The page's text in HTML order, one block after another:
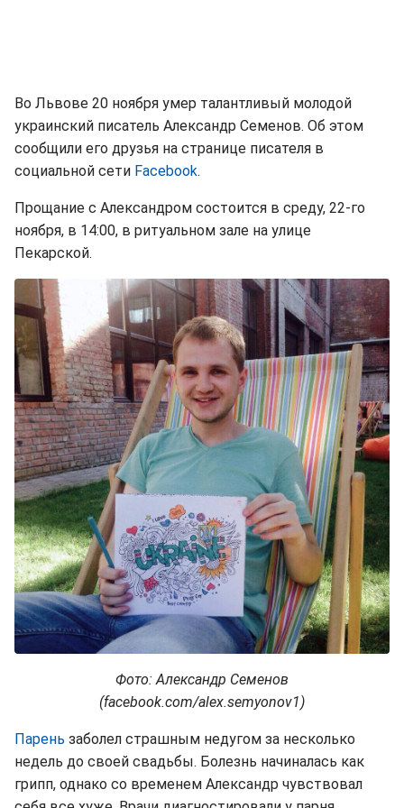
Во Львове 20 ноября умер талантливый молодой
украинский писатель Александр Семенов. Об этом
сообщили его друзья на странице писателя в
социальной сети Facebook.
Прощание с Александром состоится в среду, 22-го
ноября, в 14:00, в ритуальном зале на улице
Пекарской.
Фото: Александр Семенов
(facebook.com/alex.semyonov1)
Парень заболел страшным недугом за несколько
недель до своей свадьбы. Болезнь начиналась как
грипп, однако со временем Александр чувствовал